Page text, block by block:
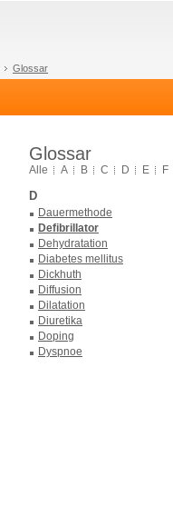
Glossar
Glossar
Alle A B C D E F
D
Dauermethode
Defibrillator
Dehydratation
Diabetes mellitus
Dickhuth
Diffusion
Dilatation
Diuretika
Doping
Dyspnoe